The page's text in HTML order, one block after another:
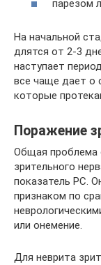
парезом
На начальной
длятся от 2-3
наступает
все чаще дает о
которые
Поражение
Общая проблема
зрительного
показатель РС.
признаком по
или онемение.
Для неврита